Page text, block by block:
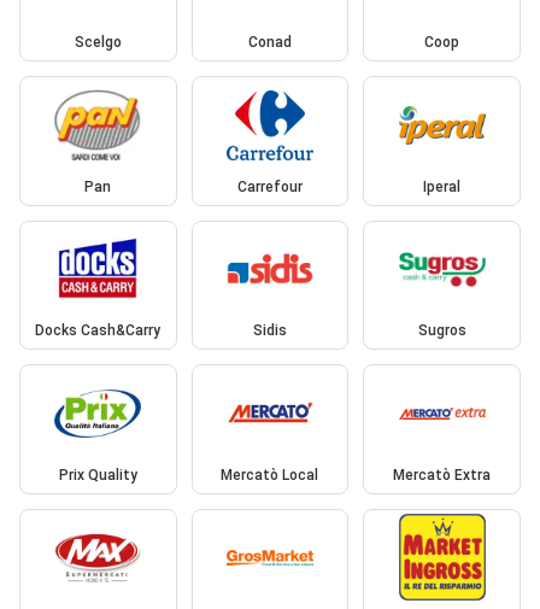
Scelgo Conad Coop
Pan Carrefour Iperal
Docks Cash&Carry Sidis Sugros
Prix Quality Mercatò Local Mercatò Extra